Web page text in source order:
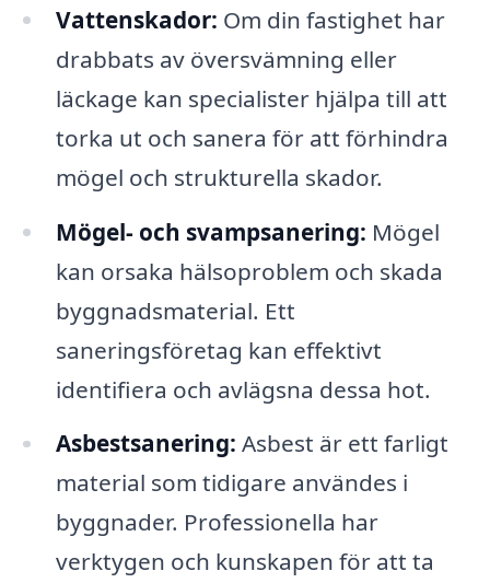
Vattenskador: Om din fastighet har
drabbats av översvämning eller
läckage kan specialister hjälpa till att
torka ut och sanera för att förhindra
mögel och strukturella skador.
Mögel- och svampsanering: Mögel
kan orsaka hälsoproblem och skada
byggnadsmaterial. Ett
saneringsföretag kan effektivt
identifiera och avlägsna dessa hot.
Asbestsanering: Asbest är ett farligt
material som tidigare användes i
byggnader. Professionella har
verktygen och kunskapen för att ta